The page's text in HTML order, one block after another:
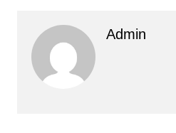
Admin